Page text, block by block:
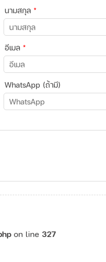
นามสกุล *
อีเมล *
WhatsApp (ถ้ามี)
on line 327